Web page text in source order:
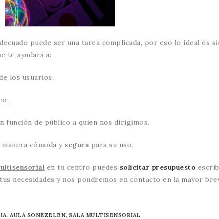
puede ser una tarea complicada, por eso lo ideal es
te ayudará a:
los usuarios.
función de público a quien nos dirigimos.
cómoda y segura para su uso.
en tu centro puedes solicitar presupuesto
necesidades y nos pondremos en contacto en la mayor
, AULA SONEZELEN, SALA MULTISENSORIAL